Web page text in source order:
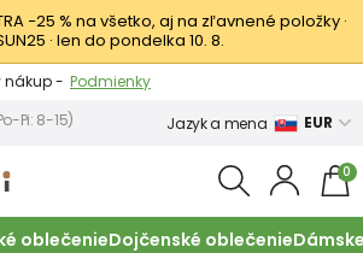
−25 % na všetko, aj na zľavnené položky ·
· len do pondelka 10. 8.
- Zobraziť
nákup - Podmienky
Pi: 8-15) Jazyk a mena EUR
0
oblečenieDojčenské oblečenie